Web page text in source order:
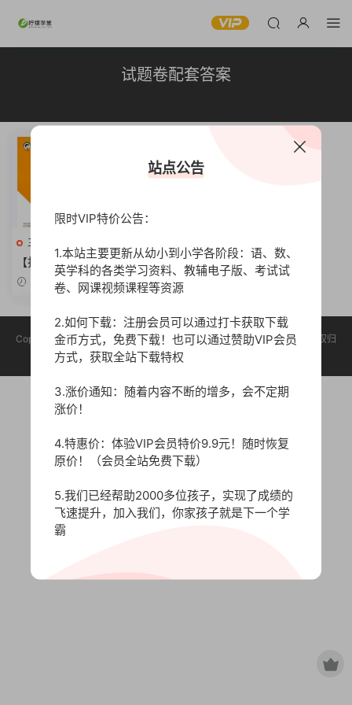
试题卷配套答案
三年级语文下册
【打印版】2023新版 三年级下
册语文 53天天练 练习卷 试题
卷配套答案全解全析 电子版
2023-07-23
Copyright © 2023 柠檬学堂 版权声明：本站所有资源均收集于网络，版权归
原作者所有，如有侵权，请联系删除。
站点公告
限时VIP特价公告：
1.本站主要更新从幼小到小学各阶段：语、数、
英学科的各类学习资料、教辅电子版、考试试
卷、网课视频课程等资源
2.如何下载：注册会员可以通过打卡获取下载
金币方式，免费下载！也可以通过赞助VIP会员
方式，获取全站下载特权
3.涨价通知：随着内容不断的增多，会不定期
涨价！
4.特惠价：体验VIP会员特价9.9元！随时恢复
原价！（会员全站免费下载）
5.我们已经帮助2000多位孩子，实现了成绩的
飞速提升，加入我们，你家孩子就是下一个学
霸